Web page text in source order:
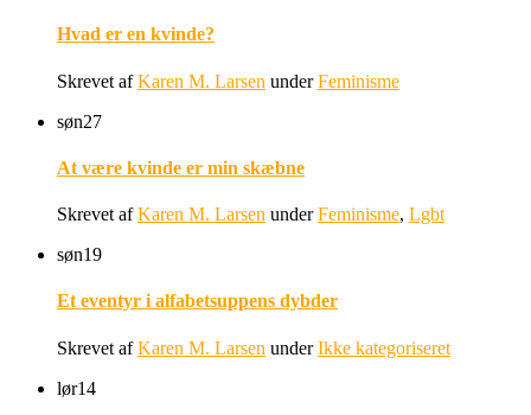
Hvad er en kvinde?
Skrevet afKaren M. Larsen underFeminisme
søn27
At være kvinde er min skæbne
Skrevet afKaren M. Larsen underFeminisme, Lgbt
søn19
Et eventyr i alfabetsuppens dybder
Skrevet afKaren M. Larsen underIkke kategoriseret
lør14